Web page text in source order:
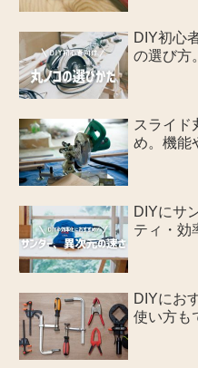
DIY初心
の選び方。
スライド
め。機能
DIYにサ
ティ・効
DIYにお
使い方も